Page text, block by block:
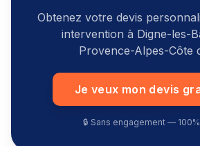
Obtenez votre devis
intervention à Digne-les-
Provence-Alpes-Côte
Je veux mon devis
🔒 Sans engagement —